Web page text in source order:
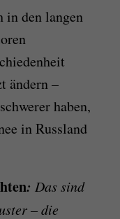
in den langen
ändern –
haben,
in Russland
: Das sind
– die